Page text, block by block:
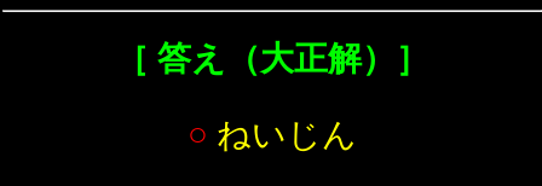
［ 答え（大正解）］
○ ねいじん